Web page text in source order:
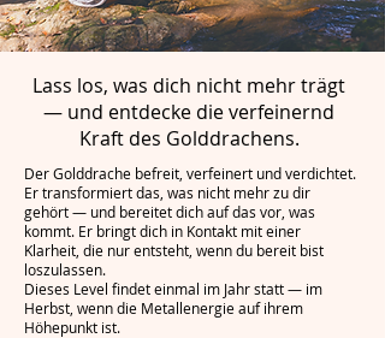
Lass los, was dich nicht mehr trägt
— und entdecke die verfeinernd
Kraft des Golddrachens.
Der Golddrache befreit, verfeinert und verdichtet.
Er transformiert das, was nicht mehr zu dir
gehört — und bereitet dich auf das vor, was
kommt. Er bringt dich in Kontakt mit einer
Klarheit, die nur entsteht, wenn du bereit bist
loszulassen.
Dieses Level findet einmal im Jahr statt — im
Herbst, wenn die Metallenergie auf ihrem
Höhepunkt ist.